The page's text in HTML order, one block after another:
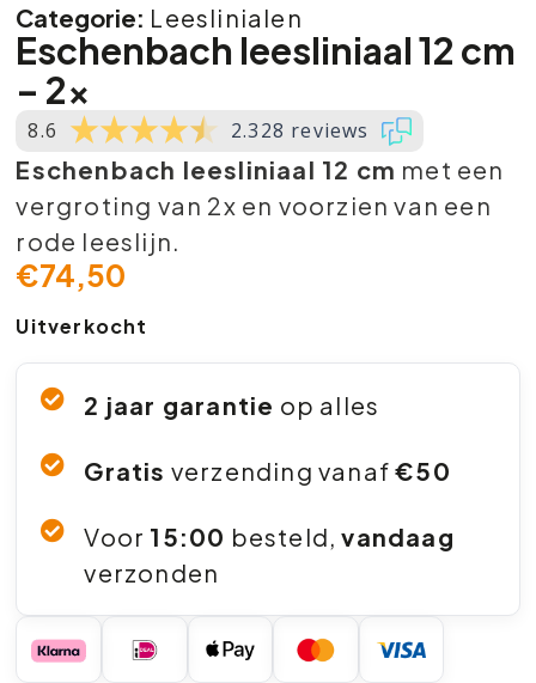
Categorie: Leeslinialen
Eschenbach leesliniaal 12 cm
– 2x
8.6 2.328 reviews
Eschenbach leesliniaal 12 cm met een
vergroting van 2x en voorzien van een
rode leeslijn.
€74,50
Uitverkocht
2 jaar garantie op alles
Gratis verzending vanaf€50
Voor 15:00 besteld,vandaag
verzonden